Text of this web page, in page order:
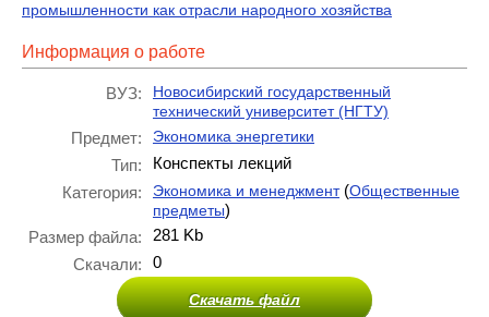
промышленности как отрасли народного хозяйства
Информация о работе
ВУЗ:
Новосибирский государственный
технический университет (НГТУ)
Предмет: Экономика энергетики
Тип:
Конспекты лекций
Категория:
Экономика и менеджмент(Общественные
предметы)
Размер файла:
281 Kb
Скачали:
0
Скачать файл